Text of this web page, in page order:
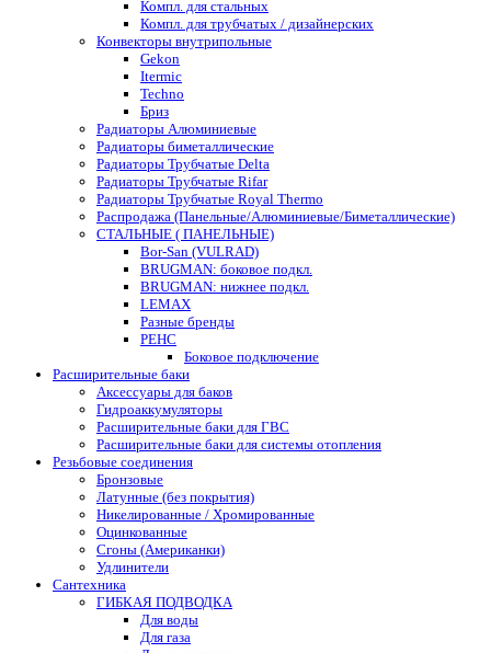
Компл. для стальных
Компл. для трубчатых / дизайнерских
Конвекторы внутрипольные
Gekon
Itermic
Techno
Бриз
Радиаторы Алюминиевые
Радиаторы биметаллические
Радиаторы Трубчатые Delta
Радиаторы Трубчатые Rifar
Радиаторы Трубчатые Royal Thermo
Распродажа (Панельные/Алюминиевые/Биметаллические)
СТАЛЬНЫЕ ( ПАНЕЛЬНЫЕ)
Bor-San (VULRAD)
BRUGMAN: боковое подкл.
BRUGMAN: нижнее подкл.
LEMAX
Разные бренды
РЕНС
Боковое подключение
Расширительные баки
Аксессуары для баков
Гидроаккумуляторы
Расширительные баки для ГВС
Расширительные баки для системы отопления
Резьбовые соединения
Бронзовые
Латунные (без покрытия)
Никелированные / Хромированные
Оцинкованные
Сгоны (Американки)
Удлинители
Сантехника
ГИБКАЯ ПОДВОДКА
Для воды
Для газа